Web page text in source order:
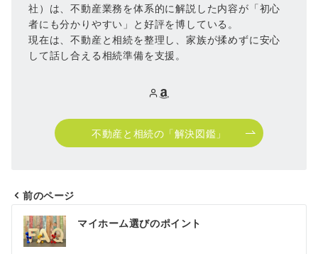
社）は、不動産業務を体系的に解説した内容が「初心
者にも分かりやすい」と好評を博している。
現在は、不動産と相続を整理し、家族が揉めずに安心
して話し合える相続準備を支援。
不動産と相続の「解決図鑑」
投
稿
前のページ
マイホーム選びのポイント